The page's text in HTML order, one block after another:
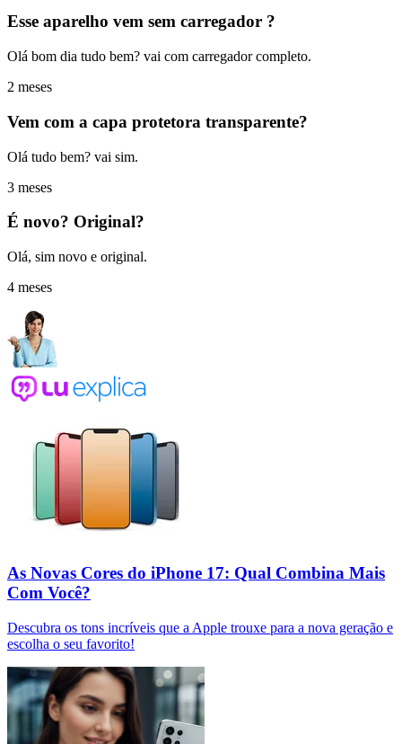
Esse aparelho vem sem carregador ?
Olá bom dia tudo bem? vai com carregador completo.
2 meses
Vem com a capa protetora transparente?
Olá tudo bem? vai sim.
3 meses
É novo? Original?
Olá, sim novo e original.
4 meses
As Novas Cores do iPhone 17: Qual Combina Mais
Com Você?
Descubra os tons incríveis que a Apple trouxe para a nova geração e
escolha o seu favorito!